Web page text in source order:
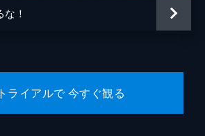
！
ライアルで 今すぐ観る